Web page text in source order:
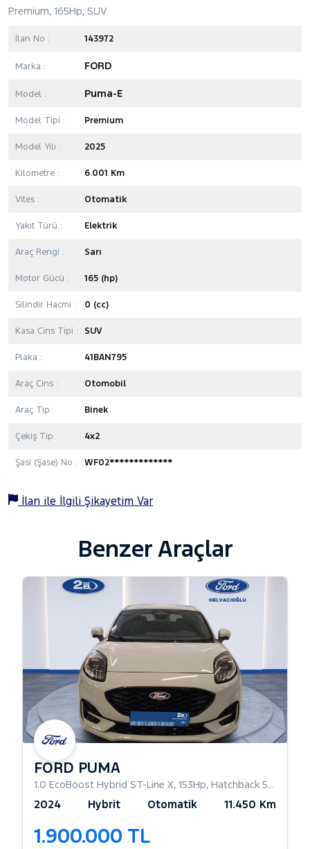
Premium, 165Hp, SUV
İlan No : 143972
Marka : FORD
Model : Puma-E
Model Tipi : Premium
Model Yılı : 2025
Kilometre : 6.001 Km
Vites : Otomatik
Yakıt Türü : Elektrik
Araç Rengi : Sarı
Motor Gücü : 165 (hp)
Silindir Hacmi : 0 (cc)
Kasa Cins Tipi : SUV
Plaka : 41BAN795
Araç Cins : Otomobil
Araç Tip : Binek
Çekiş Tip: 4x2
Şasi (Şase) No : WF02*************
İlan ile İlgili Şikayetim Var
Benzer Araçlar
FORD PUMA
1.0 EcoBoost Hybrid ST-Line X, 153Hp, Hatchback 5 Kapı
2024 Hybrit Otomatik 11.450 Km
1.900.000 TL